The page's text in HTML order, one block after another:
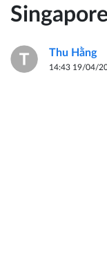
Singapore
Thu Hằng
14:43 19/04/